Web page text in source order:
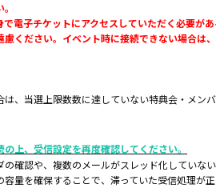
電子チケットにアクセスしていただく必要が
ください。イベント時に接続できない場合は
、当選上限数数に達していない特典会・メンバ
上、受信設定を再度確認してください。
確認や、複数のメールがスレッド化していない
量を確保することで、滞っていた受信処理が正